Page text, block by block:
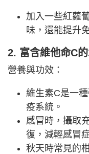
加入一些紅蘿
味，還能提升
2. 富含維他命C
營養與功效：
維生素C是一
疫系統。
感冒時，攝取
復，減輕感冒
秋天時常見的